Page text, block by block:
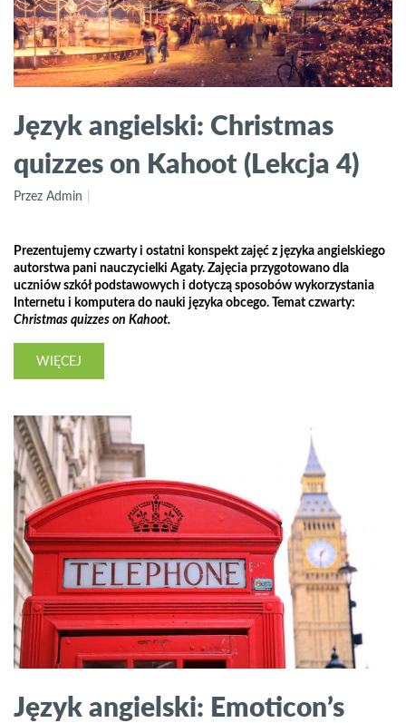
Język angielski: Christmas
quizzes on Kahoot (Lekcja 4)
Przez Admin
Prezentujemy czwarty i ostatni konspekt zajęć z języka angielskiego
autorstwa pani nauczycielki Agaty. Zajęcia przygotowano dla
uczniów szkół podstawowych i dotyczą sposobów wykorzystania
Internetu i komputera do nauki języka obcego. Temat czwarty:
Christmas quizzes on Kahoot.
WIĘCEJ
Język angielski: Emoticon’s